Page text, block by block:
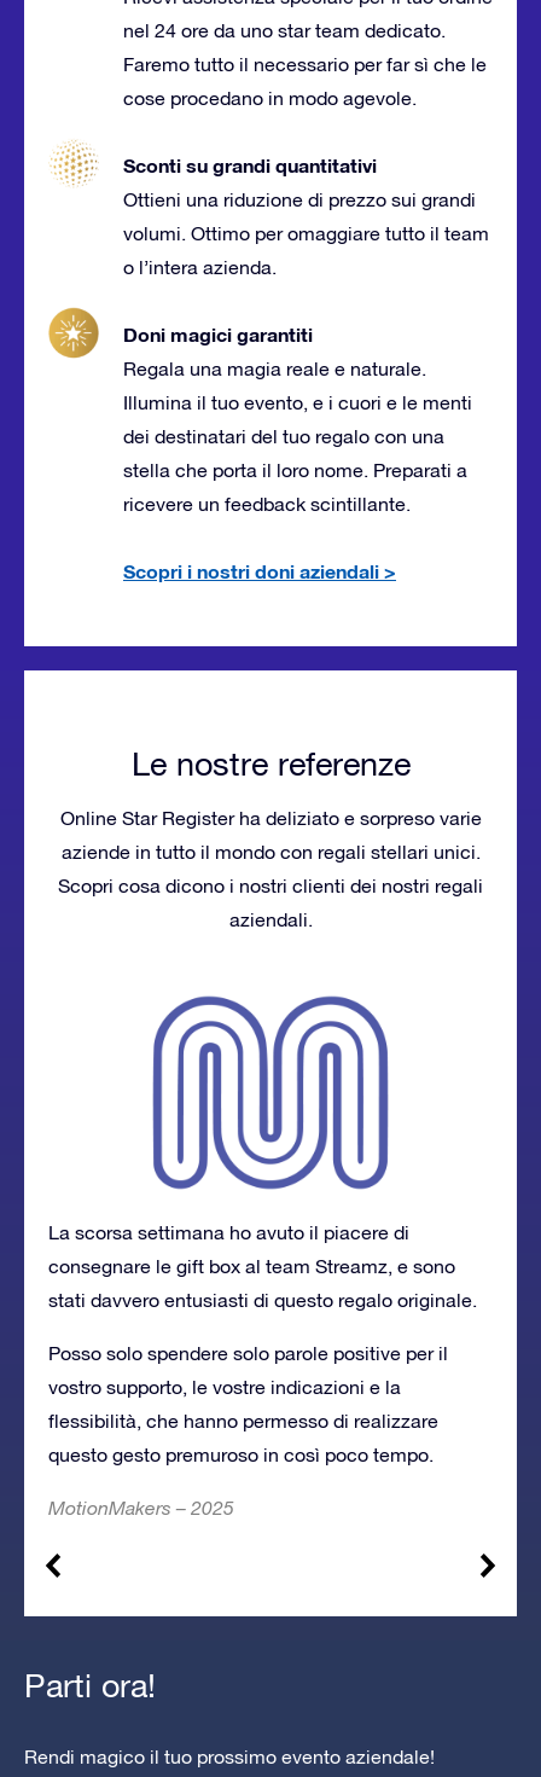
nel 24 ore da uno star team dedicato.
Faremo tutto il necessario per far sì che le
cose procedano in modo agevole.
Sconti su grandi quantitativi
Ottieni una riduzione di prezzo sui grandi
volumi. Ottimo per omaggiare tutto il team
o l’intera azienda.
Doni magici garantiti
Regala una magia reale e naturale.
Illumina il tuo evento, e i cuori e le menti
dei destinatari del tuo regalo con una
stella che porta il loro nome. Preparati a
ricevere un feedback scintillante.
Scopri i nostri doni aziendali >
Le nostre referenze
Online Star Register ha deliziato e sorpreso varie
aziende in tutto il mondo con regali stellari unici.
Scopri cosa dicono i nostri clienti dei nostri regali
aziendali.
La scorsa settimana ho avuto il piacere di
consegnare le gift box al team Streamz, e sono
stati davvero entusiasti di questo regalo originale.
Posso solo spendere solo parole positive per il
vostro supporto, le vostre indicazioni e la
flessibilità, che hanno permesso di realizzare
questo gesto premuroso in così poco tempo.
MotionMakers – 2025
Parti ora!
Rendi magico il tuo prossimo evento aziendale!